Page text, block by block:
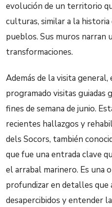
evolución de un territorio
culturas, similar a la
pueblos. Sus muros narran
transformaciones.
Además de la visita
programado visitas
fines de semana de junio.
recientes hallazgos y
dels Socors, también
que fue una entrada clave
el arrabal marinero. Es una
profundizar en detalles que
desapercibidos y entender